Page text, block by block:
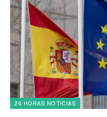
24 HORAS NOTICIAS